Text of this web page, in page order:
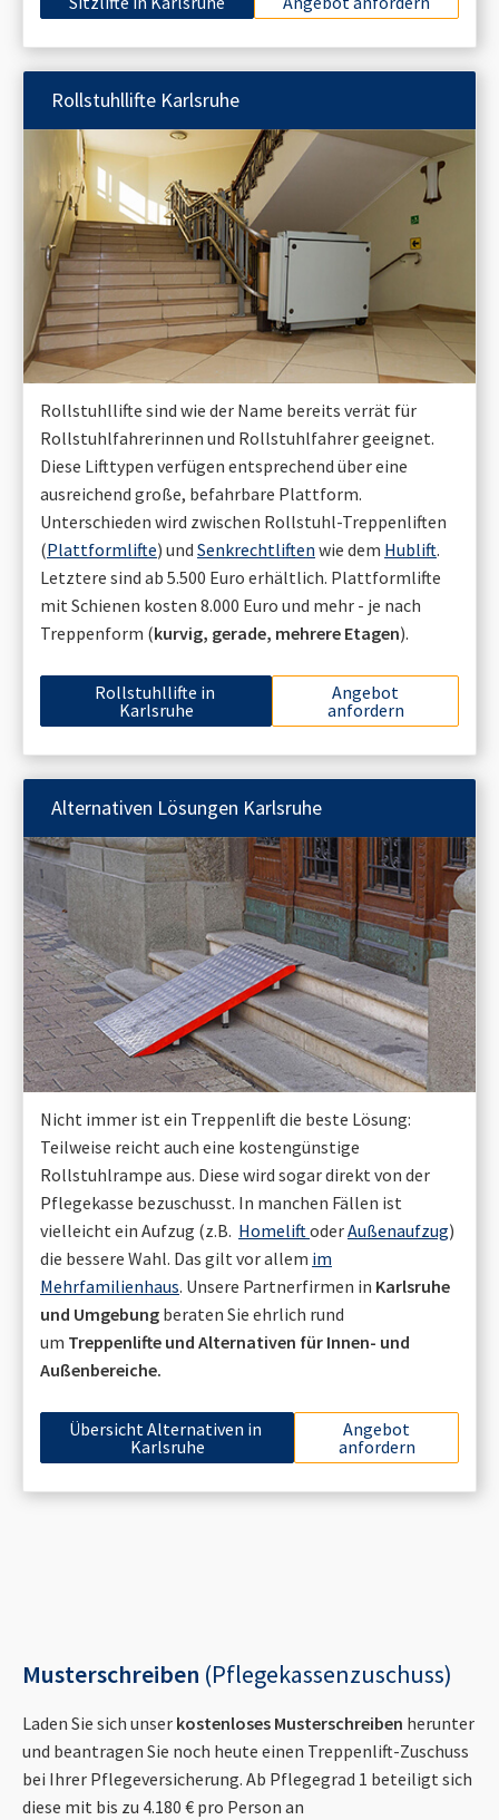
Rollstuhllifte Karlsruhe
Rollstuhllifte sind wie der Name bereits verrät für
Rollstuhlfahrerinnen und Rollstuhlfahrer geeignet.
Diese Lifttypen verfügen entsprechend über eine
ausreichend große, befahrbare Plattform.
Unterschieden wird zwischen Rollstuhl-Treppenliften
(Plattformlifte) und Senkrechtliften wie dem Hublift.
Letztere sind ab 5.500 Euro erhältlich. Plattformlifte
mit Schienen kosten 8.000 Euro und mehr - je nach
Treppenform (kurvig, gerade, mehrere Etagen).
Rollstuhllifte in
Karlsruhe
Angebot
anfordern
Alternativen Lösungen Karlsruhe
Nicht immer ist ein Treppenlift die beste Lösung:
Teilweise reicht auch eine kostengünstige
Rollstuhlrampe aus. Diese wird sogar direkt von der
Pflegekasse bezuschusst. In manchen Fällen ist
vielleicht ein Aufzug (z.B. HomeliftoderAußenaufzug)
die bessere Wahl. Das gilt vor allem im
Mehrfamilienhaus. Unsere Partnerfirmen in Karlsruhe
und Umgebung beraten Sie ehrlich rund
um Treppenlifte und Alternativen für Innen- und
Außenbereiche.
Übersicht Alternativen in
Karlsruhe
Angebot
anfordern
Musterschreiben (Pflegekassenzuschuss)
Laden Sie sich unser kostenloses Musterschreiben herunter
und beantragen Sie noch heute einen Treppenlift-Zuschuss
bei Ihrer Pflegeversicherung. Ab Pflegegrad 1 beteiligt sich
diese mit bis zu 4.180 € pro Person an